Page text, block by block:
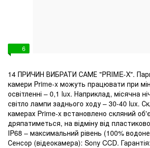
6
14 ПРИЧИН ВИБРАТИ САМЕ "PRIME-X".
камери Prime-x можуть працювати при
освітленні – 0,1 lux. Наприклад, місячна
світло лампи заднього ходу – 30-40 lux.
камерах Prime-x встановлено скляний
дряпатиметься, на відміну від
IP68 – максимальний рівень (100%
Сенсор (відеокамера): Sony CCD.